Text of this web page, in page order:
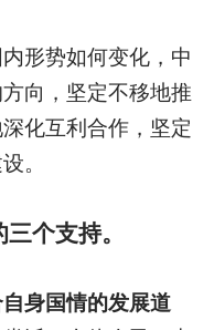
形势如何变化，中
向，坚定不移地推
化互利合作，坚定
。
个支持。
身国情的发展道